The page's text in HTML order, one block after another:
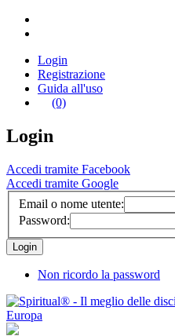
Login
Registrazione
Guida all'uso
(0)
Login
Accedi tramite Facebook
Accedi tramite Google
Email o nome utente:
Password:
Non ricordo la password